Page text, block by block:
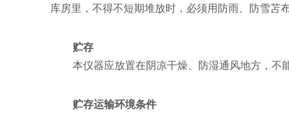
库房里，不得不短期堆放时，必须用防雨、防雪苫
贮存
本仪器应放置在阴凉干燥、防湿通风地方，不
贮存运输环境条件